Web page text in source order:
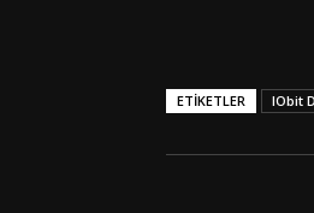
ETIKETLER IObit